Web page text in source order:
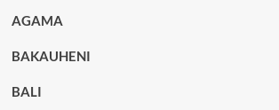
AGAMA
BAKAUHENI
BALI